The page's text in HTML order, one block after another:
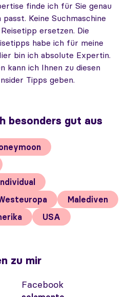
finde ich für Sie genau
Keine Suchmaschine
ersetzen. Die
habe ich für meine
bin ich absolute Expertin.
kann ich Ihnen zu diesen
Tipps geben.
besonders gut aus
Malediven
USA
zu mir
Facebook